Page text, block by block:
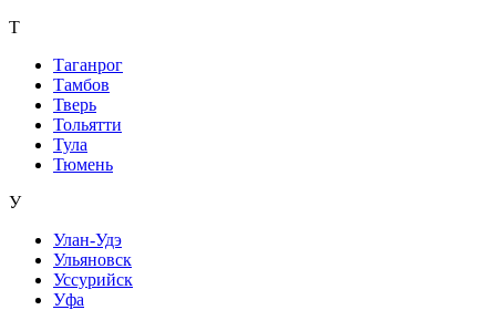
Т
Таганрог
Тамбов
Тверь
Тольятти
Тула
Тюмень
У
Улан-Удэ
Ульяновск
Уссурийск
Уфа